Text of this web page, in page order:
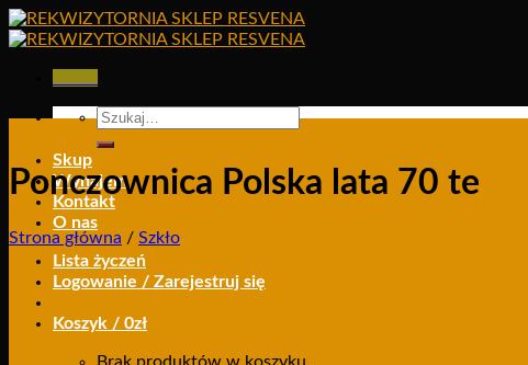
Skip
to
Szukaj:
Skup
Wynajem
Kontakt
O nas
Lista życzeń
Logowanie / Zarejestruj się
Koszyk / 0zł
Ponczownica Polska lata 70 te
Strona główna / Szkło